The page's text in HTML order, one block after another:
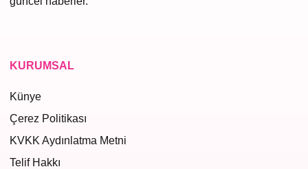
KURUMSAL
Künye
Çerez Politikası
KVKK Aydınlatma Metni
Telif Hakkı